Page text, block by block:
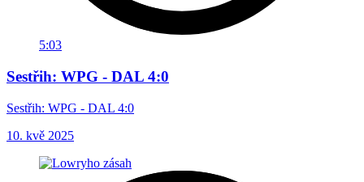
5:03
Sestřih: WPG - DAL 4:0
Sestřih: WPG - DAL 4:0
10. kvě 2025